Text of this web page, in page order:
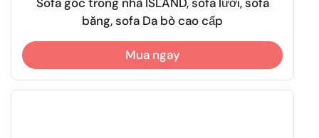
băng, sofa Da bò cao cấp
Mua ngay